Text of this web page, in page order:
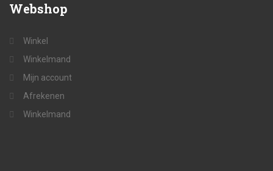
Webshop
Winkel
Winkelmand
Mijn account
Afrekenen
Winkelmand